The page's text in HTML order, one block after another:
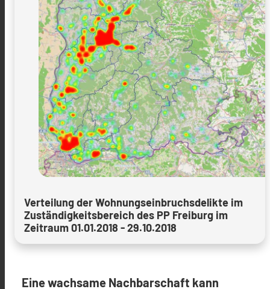
Verteilung der Wohnungseinbruchsdelikte im
Zuständigkeitsbereich des PP Freiburg im
Zeitraum 01.01.2018 - 29.10.2018
Eine wachsame Nachbarschaft kann